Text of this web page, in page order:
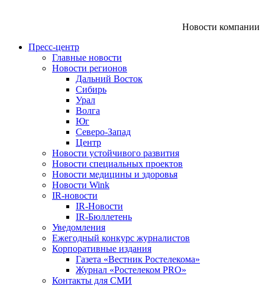
Новости компании
Пресс-центр
Главные новости
Новости регионов
Дальний Восток
Сибирь
Урал
Волга
Юг
Северо-Запад
Центр
Новости устойчивого развития
Новости специальных проектов
Новости медицины и здоровья
Новости Wink
IR-новости
IR-Новости
IR-Бюллетень
Уведомления
Ежегодный конкурс журналистов
Корпоративные издания
Газета «Вестник Ростелекома»
Журнал «Ростелеком PRO»
Контакты для СМИ